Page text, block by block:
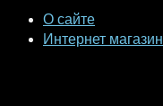
О сайте
Интернет магазин